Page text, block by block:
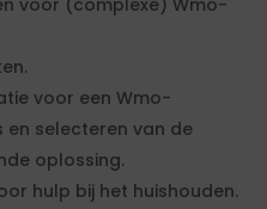
voor (complexe) Wmo-
voor een Wmo-
en selecteren van de
oplossing.
hulp bij het huishouden.